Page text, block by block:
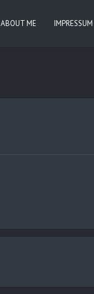
ABOUT ME IMPRESSUM